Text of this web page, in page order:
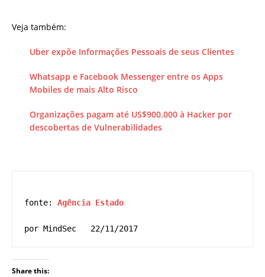
Veja também:
Uber expõe Informações Pessoais de seus Clientes
Whatsapp e Facebook Messenger entre os Apps
Mobiles de mais Alto Risco
Organizações pagam até US$900.000 à Hacker por
descobertas de Vulnerabilidades
fonte: Agência Estado
por MindSec   22/11/2017
Share this: